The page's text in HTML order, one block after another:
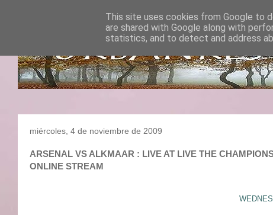
miércoles, 4 de noviembre de 2009
ARSENAL VS ALKMAAR : LIVE AT LIVE THE
ONLINE STREAM
This site uses cookies from Google to
are shared with Google along with
statistics, and to detect and address